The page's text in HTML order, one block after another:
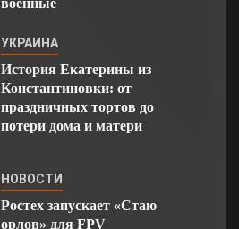
УКРАИНА
История Екатерины из
Константиновки: от
праздничных тортов до
потери дома и матери
НОВОСТИ
Ростех запускает «Стаю
орлов» для FPV